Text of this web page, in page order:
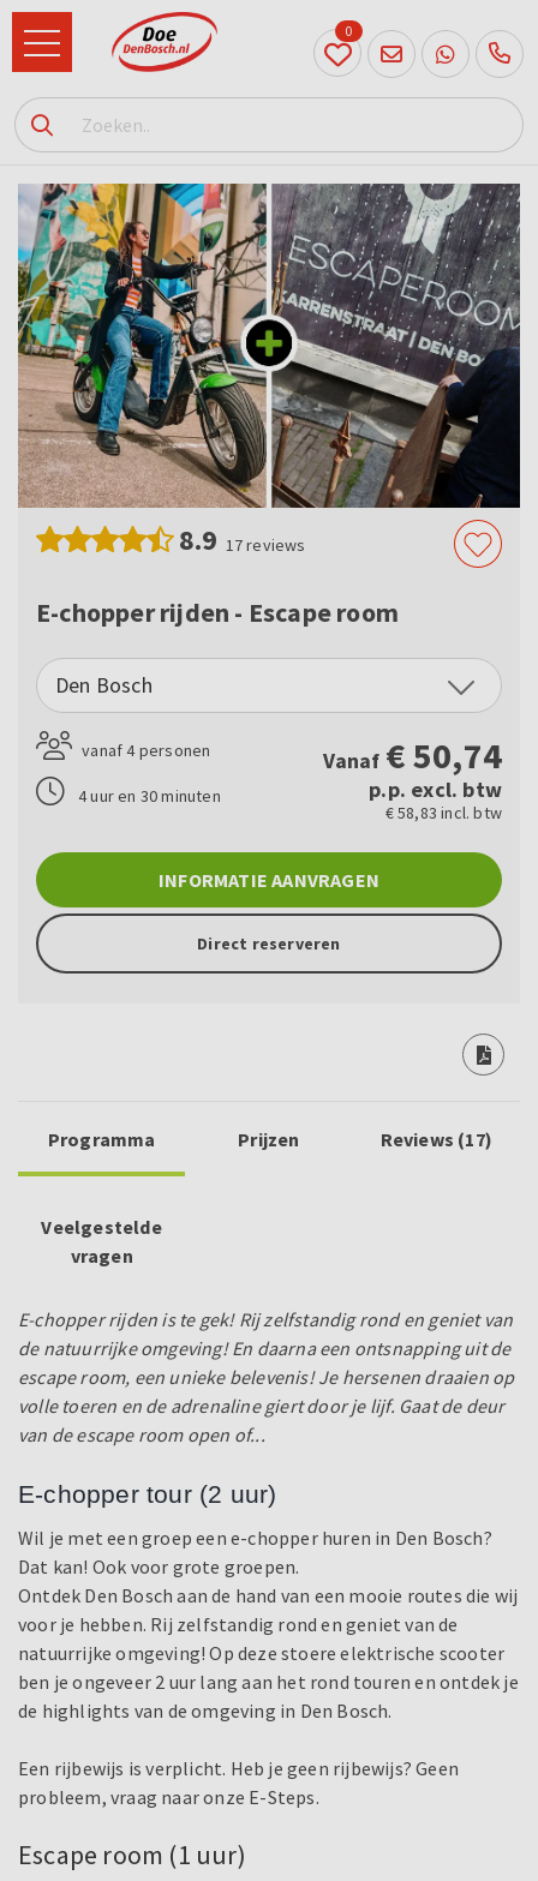
073
614
89 72
0
8.9 17reviews
E-chopper rijden - Escape room
Den Bosch
vanaf 4 personen
4 uur en 30 minuten
Vanaf €50,74
p.p. excl. btw
€ 58,83 incl. btw
INFORMATIE AANVRAGEN
Direct reserveren
Programma Prijzen Reviews (17)
Veelgestelde
vragen
E-chopper rijden is te gek! Rij zelfstandig rond en geniet van
de natuurrijke omgeving! En daarna een ontsnapping uit de
escape room, een unieke belevenis! Je hersenen draaien op
volle toeren en de adrenaline giert door je lijf. Gaat de deur
van de escape room open of...
E-chopper tour (2 uur)
Wil je met een groep een e-chopper huren in Den Bosch?
Dat kan! Ook voor grote groepen.
Ontdek Den Bosch aan de hand van een mooie routes die wij
voor je hebben. Rij zelfstandig rond en geniet van de
natuurrijke omgeving! Op deze stoere elektrische scooter
ben je ongeveer 2 uur lang aan het rond touren en ontdek je
de highlights van de omgeving in Den Bosch.
Een rijbewijs is verplicht. Heb je geen rijbewijs? Geen
probleem, vraag naar onze E-Steps.
Escape room (1 uur)